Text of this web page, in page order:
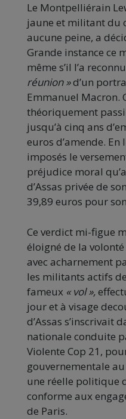
Le Montpelliérain
jaune et militant du
aucune peine, a
Grande instance ce
même s’il l’a
réunion »d’un
Emmanuel Macron.
théoriquement
jusqu’à cinq ans
euros d’amende.
imposés le
préjudice moral
d’Assas privée de
39,89 euros pour
Ce verdict mi-figue
éloigné de la
avec acharnement
les militants actifs
fameux « vol »,
jour et à visage
d’Assas s’inscrivait
nationale conduite
Violente Cop 21,
gouvernementale
une réelle politique
conforme aux
de Paris.